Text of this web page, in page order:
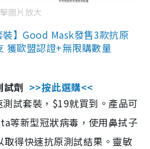
圖片放大
】Good Mask發售3款抗原
獲歐盟認證+無限購數量
試劑 >>按此選購<<
試套裝，$19就買到。產品可
等新型冠狀病毒，使用鼻拭子
得快速抗原測試結果。靈敏